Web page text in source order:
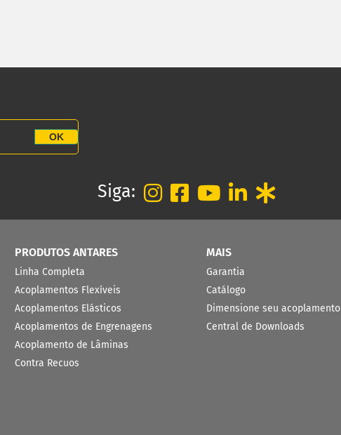
OK
Siga:
PRODUTOS ANTARES
Linha Completa
Acoplamentos Flexíveis
Acoplamentos Elásticos
Acoplamentos de Engrenagens
Acoplamento de Lâminas
Contra Recuos
MAIS
Garantia
Catálogo
Dimensione seu acoplamento
Central de Downloads